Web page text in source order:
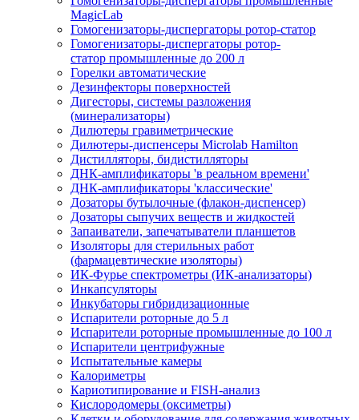
MagicLab
Гомогенизаторы-диспергаторы ротор-статор
Гомогенизаторы-диспергаторы ротор-
статор промышленные до 200 л
Горелки автоматические
Дезинфекторы поверхностей
Дигесторы, системы разложения
(минерализаторы)
Дилютеры гравиметрические
Дилютеры-диспенсеры Microlab Hamilton
Дистилляторы, бидистилляторы
ДНК-амплификаторы 'в реальном времени'
ДНК-амплификаторы 'классические'
Дозаторы бутылочные (флакон-диспенсер)
Дозаторы сыпучих веществ и жидкостей
Запаиватели, запечатыватели планшетов
Изоляторы для стерильных работ
(фармацевтические изоляторы)
ИК-Фурье спектрометры (ИК-анализаторы)
Инкапсуляторы
Инкубаторы гибридизационные
Испарители роторные до 5 л
Испарители роторные промышленные до 100 л
Испарители центрифужные
Испытательные камеры
Калориметры
Кариотипирование и FISH-анализ
Кислородомеры (оксиметры)